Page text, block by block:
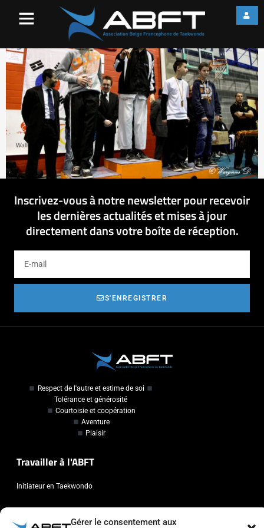
Gérer le consentement aux
Inscrivez-vous à notre newsletter pour recevoir
les dernières actualités et mises à jour
directement dans votre boîte de réception.
S'ENREGISTRER
Respect de l'autre et estime de soi
Tolérance et générosité
Courtoisie et coopération
Aventure
Plaisir
Travailler à l'ABFT
Initiateur en Taekwondo